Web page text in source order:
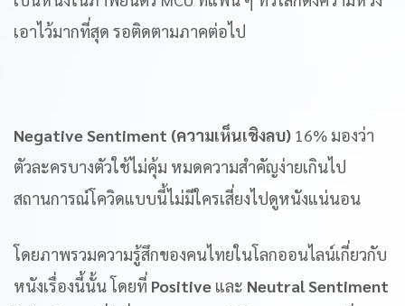
เอาไว้มากที่สุด รอติดตามภาคต่อไป
Negative Sentiment (ความเห็นเชิงลบ) 16% มองว่า
ตัวละครบางตัวใช้ไม่คุ้ม หมดความสำคัญง่ายเกินไป
สถานการณ์โควิดแบบนี้ไม่มีใครเสี่ยงไปดูหนังแน่นอน
โดยภาพรวมความรู้สึกของคนไทยในโลกออนไลน์เกี่ยวกับ
หนังเรื่องนี้นั้น โดยที่ Positive และ Neutral Sentiment